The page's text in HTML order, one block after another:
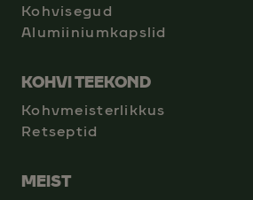
Kohvisegud
Alumiiniumkapslid
KOHVI TEEKOND
Kohvmeisterlikkus
Retseptid
MEIST